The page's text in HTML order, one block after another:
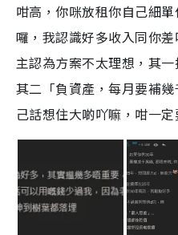
咁高，你咪放租你自己細
囉，我認識好多收入同你
主認為方案不太理想，其
其二「負資產，每月要補
己話想住大啲吖嘛，咁一定